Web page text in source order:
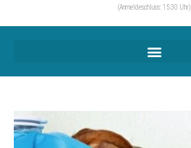
(Anmeldeschluss: 15:30 Uhr)